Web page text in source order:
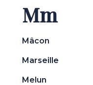
Mm
Mâcon
Marseille
Melun